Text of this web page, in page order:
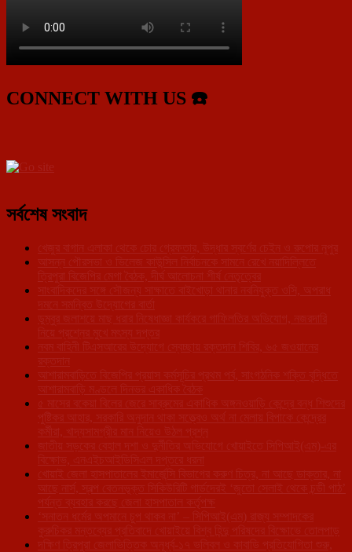
CONNECT WITH US ☎️
সর্বশেষ সংবাদ
খেজুর বাগান এলাকা থেকে চোর গ্রেফতার, উদ্ধার স্বর্ণের চেইন ও রুপোর নূপুর
আসন্ন পৌরসভা ও ভিলেজ কাউন্সিল নির্বাচনকে সামনে রেখে নয়াদিল্লিতে
ত্রিপুরা বিজেপির মেগা বৈঠক, দীর্ঘ আলোচনা শীর্ষ নেতৃত্বের
সাংবাদিকদের সঙ্গে সৌজন্য সাক্ষাতে বাইখোড়া থানার নবনিযুক্ত ওসি, অপরাধ
দমনে সমন্বিত উদ্যোগের বার্তা
ডুম্বুর জলাশয়ে মাছ ধরার নিষেধাজ্ঞা কার্যকরে গাফিলতির অভিযোগ, নজরদারি
নিয়ে প্রশ্নের মুখে মৎস্য দপ্তর
নবম বাহিনী টিএসআরের উদ্যোগে স্বেচ্ছায় রক্তদান শিবির, ৬৫ জওয়ানের
রক্তদান
আশারামবাড়িতে বিজেপির প্রয়াস কর্মসূচির প্রথম পর্ব, সাংগঠনিক শক্তি বৃদ্ধিতে
আশারামবাড়ি মণ্ডলে দিনভর একাধিক বৈঠক
৫ মাসের বকেয়া বিলের জেরে সাব্রুমের একাধিক অঙ্গনওয়াড়ি কেন্দ্রে বন্ধ শিশুদের
পুষ্টিকর আহার, সরকারি অনুদান থাকা সত্ত্বেও অর্থ না মেলায় বিপাকে কেন্দ্রের
কর্মীরা, খাদ্যসামগ্রীর মান নিয়েও উঠল প্রশ্ন
জাতীয় সড়কের বেহাল দশা ও দুর্নীতির অভিযোগে খোয়াইতে সিপিআই(এম)-এর
বিক্ষোভ, এনএইচআইডিসিএল দপ্তরে ধরনা
খোয়াই জেলা হাসপাতালের ইমার্জেন্সি বিভাগের করুণ চিত্র, না আছে ডাক্তার, না
আছে নার্স, স্বল্প বেতনভূক্ত সিকিউরিটি গার্ডদেরই ‘জুতো সেলাই থেকে চন্ডী পাঠ’
পর্যন্ত ব্যবহার করছে জেলা হাসপাতাল কর্তৃপক্ষ
‘সনাতন ধর্মের অপমানে চুপ থাকব না’ – সিপিআই(এম) রাজ্য সম্পাদকের
কুরুচিকর মন্তব্যের প্রতিবাদে খোয়াইয়ে বিশ্ব হিন্দু পরিষদের বিক্ষোভে তোলপাড়
দক্ষিণ ত্রিপুরা জেলাভিত্তিক অনূর্ধ্ব-১৭ ভলিবল ও কাবাডি প্রতিযোগিতা শুরু,